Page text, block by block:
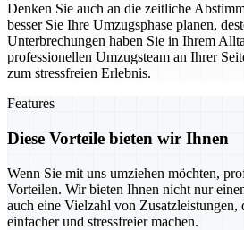
Denken Sie auch an die zeitliche
besser Sie Ihre Umzugsphase planen,
Unterbrechungen haben Sie in Ihrem
professionellen Umzugsteam an Ihrer
zum stressfreien Erlebnis.
Features
Diese Vorteile bieten wir Ihnen
Wenn Sie mit uns umziehen möchten,
Vorteilen. Wir bieten Ihnen nicht nur
auch eine Vielzahl von
einfacher und stressfreier machen.